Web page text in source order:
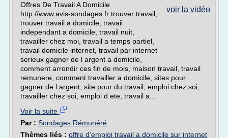
voir la vidéo
Offres De Travail A Domicile
http://www.avis-sondages.fr trouver travail,
trouver travail a domicile, travail
independant a domicile, travail nuit,
travailler chez moi, travail a temps partiel,
travail domicile internet, travail par internet
serieux gagner de l argent a domicile,
comment arrondir ces fin de mois, maison travail, travail
remunere, comment travailler a domicile, sites pour
gagner de l argent, site pour du travail, emploi chez soi,
travailler chez soi, emploi d ete, travail a...
Voir la suite
Par : Sondages Rémunéré
Thèmes liés : offre d'emploi travail a domicile sur internet